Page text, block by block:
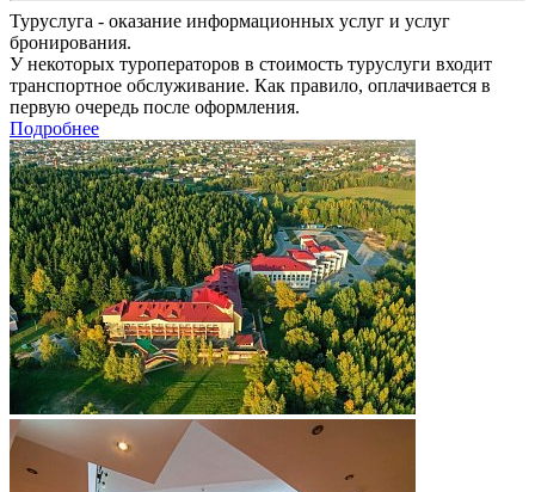
Туруслуга - оказание информационных услуг и услуг
бронирования.
У некоторых туроператоров в стоимость туруслуги входит
транспортное обслуживание. Как правило, оплачивается в
первую очередь после оформления.
Подробнее